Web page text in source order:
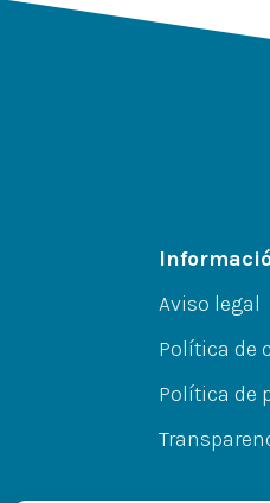
Aviso legal
Política de
Política de